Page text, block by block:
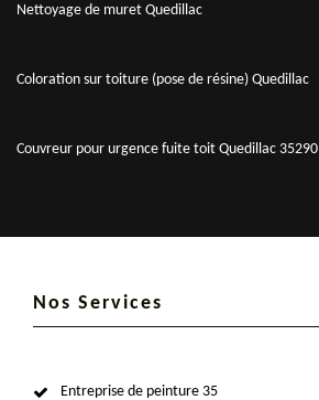
Nettoyage de muret Quedillac
Coloration sur toiture (pose de résine) Quedillac
Couvreur pour urgence fuite toit Quedillac 35290
Nos Services
Entreprise de peinture 35